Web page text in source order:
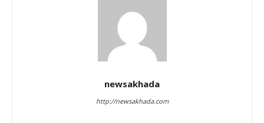
newsakhada
http://newsakhada.com